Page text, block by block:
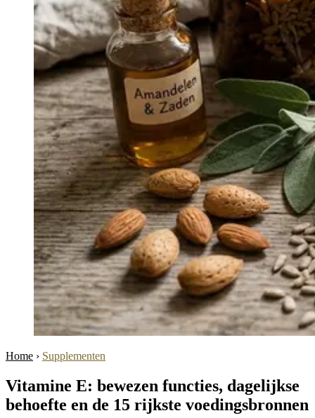
Home › Supplementen
Vitamine E: bewezen functies, dagelijkse
behoefte en de 15 rijkste voedingsbronnen